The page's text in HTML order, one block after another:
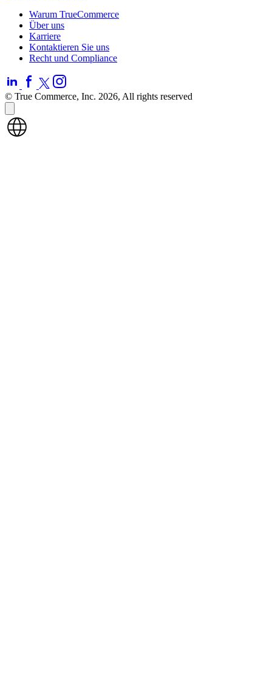
Warum TrueCommerce
Über uns
Karriere
Kontaktieren Sie uns
Recht und Compliance
© True Commerce, Inc. 2026, All rights reserved